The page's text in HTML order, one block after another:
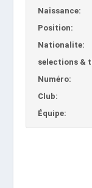
Naissance:
Position:
Nationalite:
selections &
Numéro:
Club:
Équipe: